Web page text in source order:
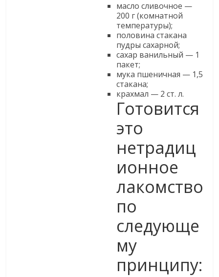
масло сливочное —
200 г (комнатной
температуры);
половина стакана
пудры сахарной;
сахар ванильный — 1
пакет;
мука пшеничная — 1,5
стакана;
крахмал — 2 ст. л.
Готовится
это
нетрадиц
ионное
лакомство
по
следующе
му
принципу: